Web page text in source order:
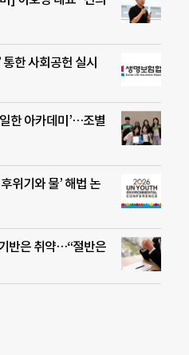
통한 사회공헌 실시
한 아카데미’…조별
위기와 물’ 해법 논
반은 취약…“절반은